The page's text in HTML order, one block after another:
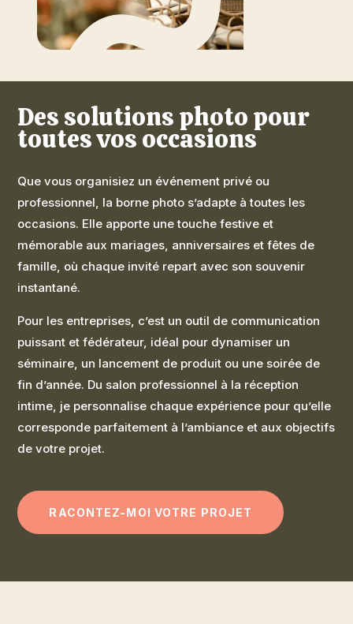
Des solutions photo pour
toutes vos occasions
Que vous organisiez un événement privé ou
professionnel, la borne photo s’adapte à toutes les
occasions. Elle apporte une touche festive et
mémorable aux mariages, anniversaires et fêtes de
famille, où chaque invité repart avec son souvenir
instantané.
Pour les entreprises, c’est un outil de communication
puissant et fédérateur, idéal pour dynamiser un
séminaire, un lancement de produit ou une soirée de
fin d’année. Du salon professionnel à la réception
intime, je personnalise chaque expérience pour qu’elle
corresponde parfaitement à l’ambiance et aux objectifs
de votre projet.
RACONTEZ-MOI VOTRE PROJET